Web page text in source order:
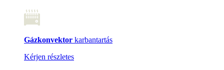
Gázkonvektor karbantartás
Kérjen részletes